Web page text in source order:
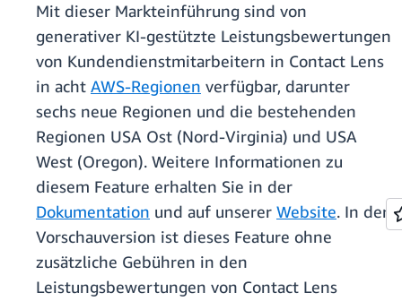
Mit dieser Markteinführung sind von
generativer KI-gestützte Leistungsbewertungen
von Kundendienstmitarbeitern in Contact Lens
in acht AWS-Regionen verfügbar, darunter
sechs neue Regionen und die bestehenden
Regionen USA Ost (Nord-Virginia) und USA
West (Oregon). Weitere Informationen zu
diesem Feature erhalten Sie in der
Dokumentation und auf unserer Website. In der
Vorschauversion ist dieses Feature ohne
zusätzliche Gebühren in den
Leistungsbewertungen von Contact Lens